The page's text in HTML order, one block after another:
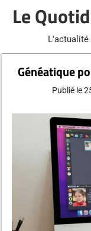
Le
L'actualité
Généatique
Publié le